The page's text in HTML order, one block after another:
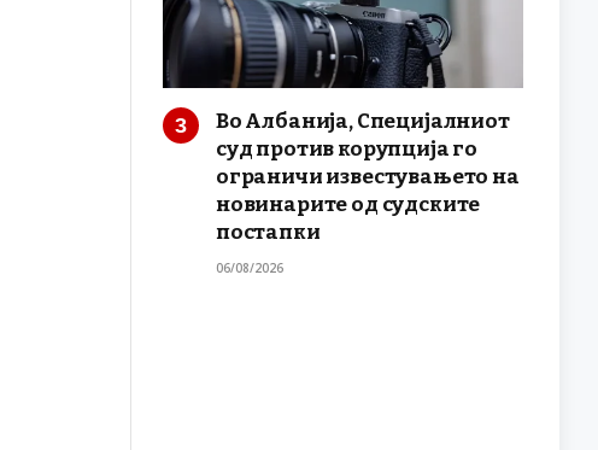
Во Албанија, Специјалниот
суд против корупција го
ограничи известувањето на
новинарите од судските
постапки
06/08/2026